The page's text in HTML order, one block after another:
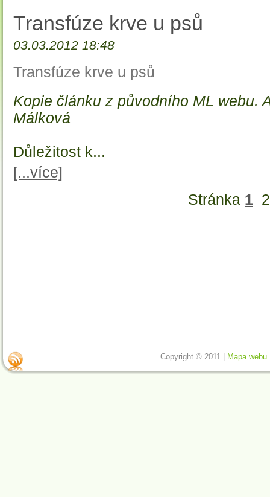
Transfúze krve u psů
03.03.2012 18:48
Transfúze krve u psů
Kopie článku z původního ML webu.
Málková
Důležitost k...
[...více]
Stránka 1 2
Copyright © 2011 | Mapa webu